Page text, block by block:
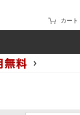
カート